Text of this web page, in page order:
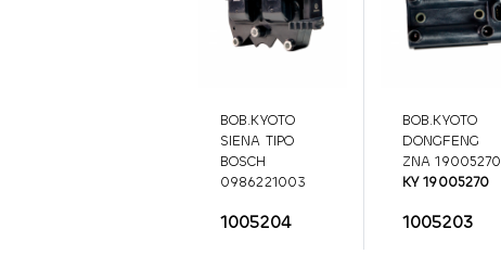
BOB.KYOTO
SIENA TIPO
BOSCH
0986221003
1005204
BOB.KYOTO
DONGFENG
ZNA 19005270
KY 19005270
1005203